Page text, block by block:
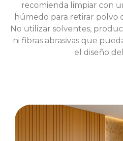
recomienda limpiar con
húmedo para retirar polvo
No utilizar solventes,
ni fibras abrasivas que
el diseño